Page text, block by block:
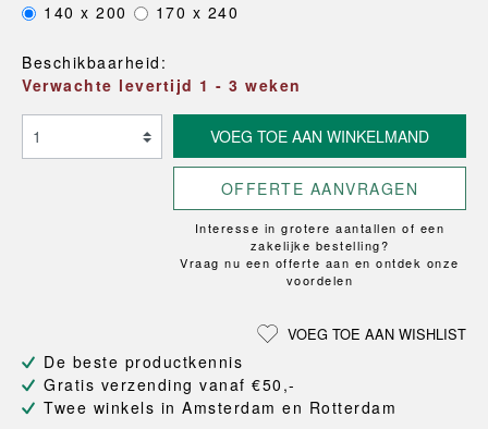
140 x 200
170 x 240
Beschikbaarheid:
Verwachte levertijd 1 - 3 weken
VOEG TOE AAN WINKELMAND
OFFERTE AANVRAGEN
Interesse in grotere aantallen of een
zakelijke bestelling?
Vraag nu een offerte aan en ontdek onze
voordelen
VOEG TOE AAN WISHLIST
De beste productkennis
Gratis verzending vanaf €50,-
Twee winkels in Amsterdam en Rotterdam